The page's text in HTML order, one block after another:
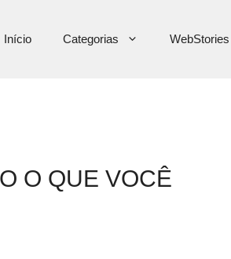
Início Categorias WebStories
O QUE VOCÊ